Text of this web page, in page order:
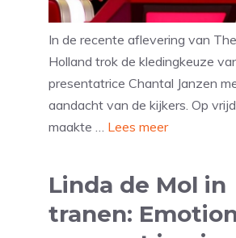
In de recente aflevering van
Holland trok de kledingkeuze
presentatrice Chantal Janzen
aandacht van de kijkers. Op
maakte … Lees meer
Linda de Mol in
tranen: